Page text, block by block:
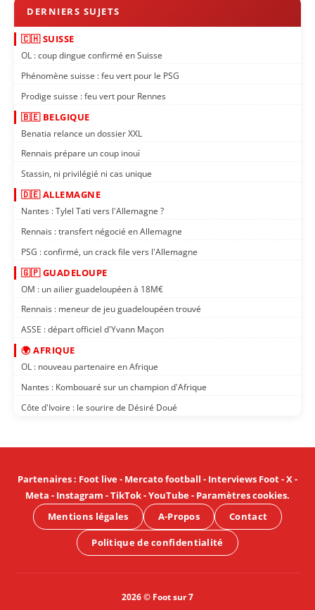
🇨🇭 SUISSE
OL : coup dingue confirmé en Suisse
Phénomène suisse : feu vert pour le PSG
Prodige suisse : feu vert pour Rennes
🇧🇪 BELGIQUE
Benatia relance un dossier XXL
Rennais prépare un coup inouï
Stassin, ni privilégié ni cas unique
🇩🇪 ALLEMAGNE
Nantes : Tylel Tati vers l'Allemagne ?
Rennais : transfert négocié en Allemagne
PSG : confirmé, un crack file vers l'Allemagne
🇬🇵 GUADELOUPE
OM : un ailier guadeloupéen à 18M€
Rennais : meneur de jeu guadeloupéen trouvé
ASSE : départ officiel d'Yvann Maçon
🌍 AFRIQUE
OL : nouveau partenaire en Afrique
Nantes : Kombouaré sur un champion d'Afrique
Côte d'Ivoire : le sourire de Désiré Doué
Partenaires: Foot live- Mercato football - Interviews Foot-X-
Meta - Instagram -TikTok-YouTube- Paramètres cookies.
Mentions légales
A-Propos Contact
Politique de confidentialité
2026 © Foot sur 7